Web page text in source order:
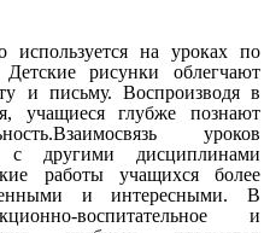
используется на уроках по
рисунки облегчают
и письму. Воспроизводя в
учащиеся глубже познают
уроков
с другими дисциплинами
работы учащихся более
и интересными. В
воспитательное и